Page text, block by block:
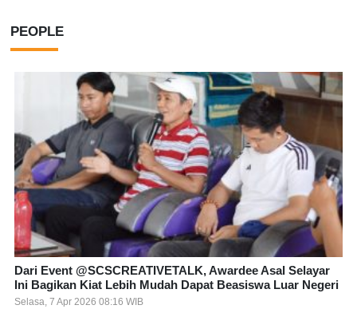
PEOPLE
Dari Event @SCSCREATIVETALK, Awardee Asal Selayar
Ini Bagikan Kiat Lebih Mudah Dapat Beasiswa Luar Negeri
Selasa, 7 Apr 2026 08:16 WIB